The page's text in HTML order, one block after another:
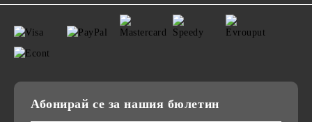
Абонирай се за нашия бюлетин